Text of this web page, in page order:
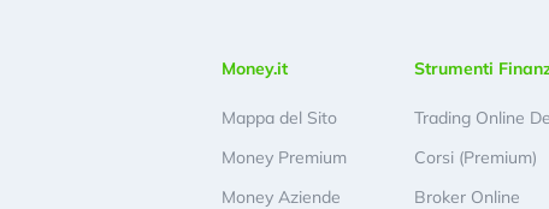
Money.it
Mappa del Sito
Money Premium
Money Aziende
Strumenti
Trading Online
Corsi (Premium)
Broker Online